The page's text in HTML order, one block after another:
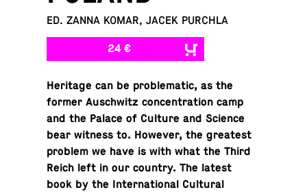
ED. ZANNA KOMAR, JACEK PURCHLA
24 €
Her­itage can be prob­lem­atic, as the
former Auschwitz con­cen­tra­tion camp
and the Palace of Culture and Science
bear witness to. However, the great­est
problem we have is with what the Third
Reich left in our country. The latest
book by the In­ter­na­tional Cul­tural